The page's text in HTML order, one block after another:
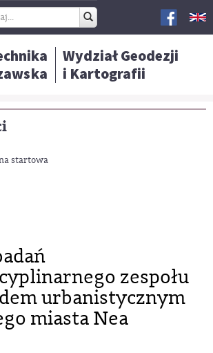
Wydział Geodezji
i Kartografii
startowa
zespołu
urbanistycznym
miasta Nea